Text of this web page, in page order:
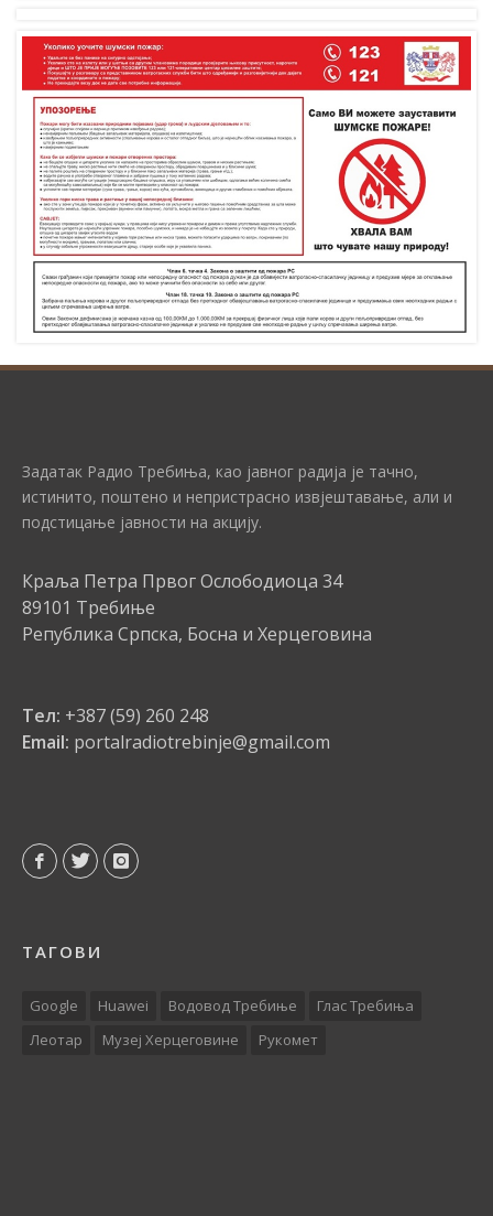
Задатак Радио Требиња, као јавног радија је тачно,
истинито, поштено и непристрасно извјештавање, али и
подстицање јавности на акцију.
Краља Петра Првог Ослободиоца 34
89101 Требиње
Република Српска, Босна и Херцеговина
Тел: +387 (59) 260 248
Email: portalradiotrebinje@gmail.com
ТАГОВИ
Google Huawei Водовод Требиње
Глас Требиња
Леотар
Музеј Херцеговине Рукомет